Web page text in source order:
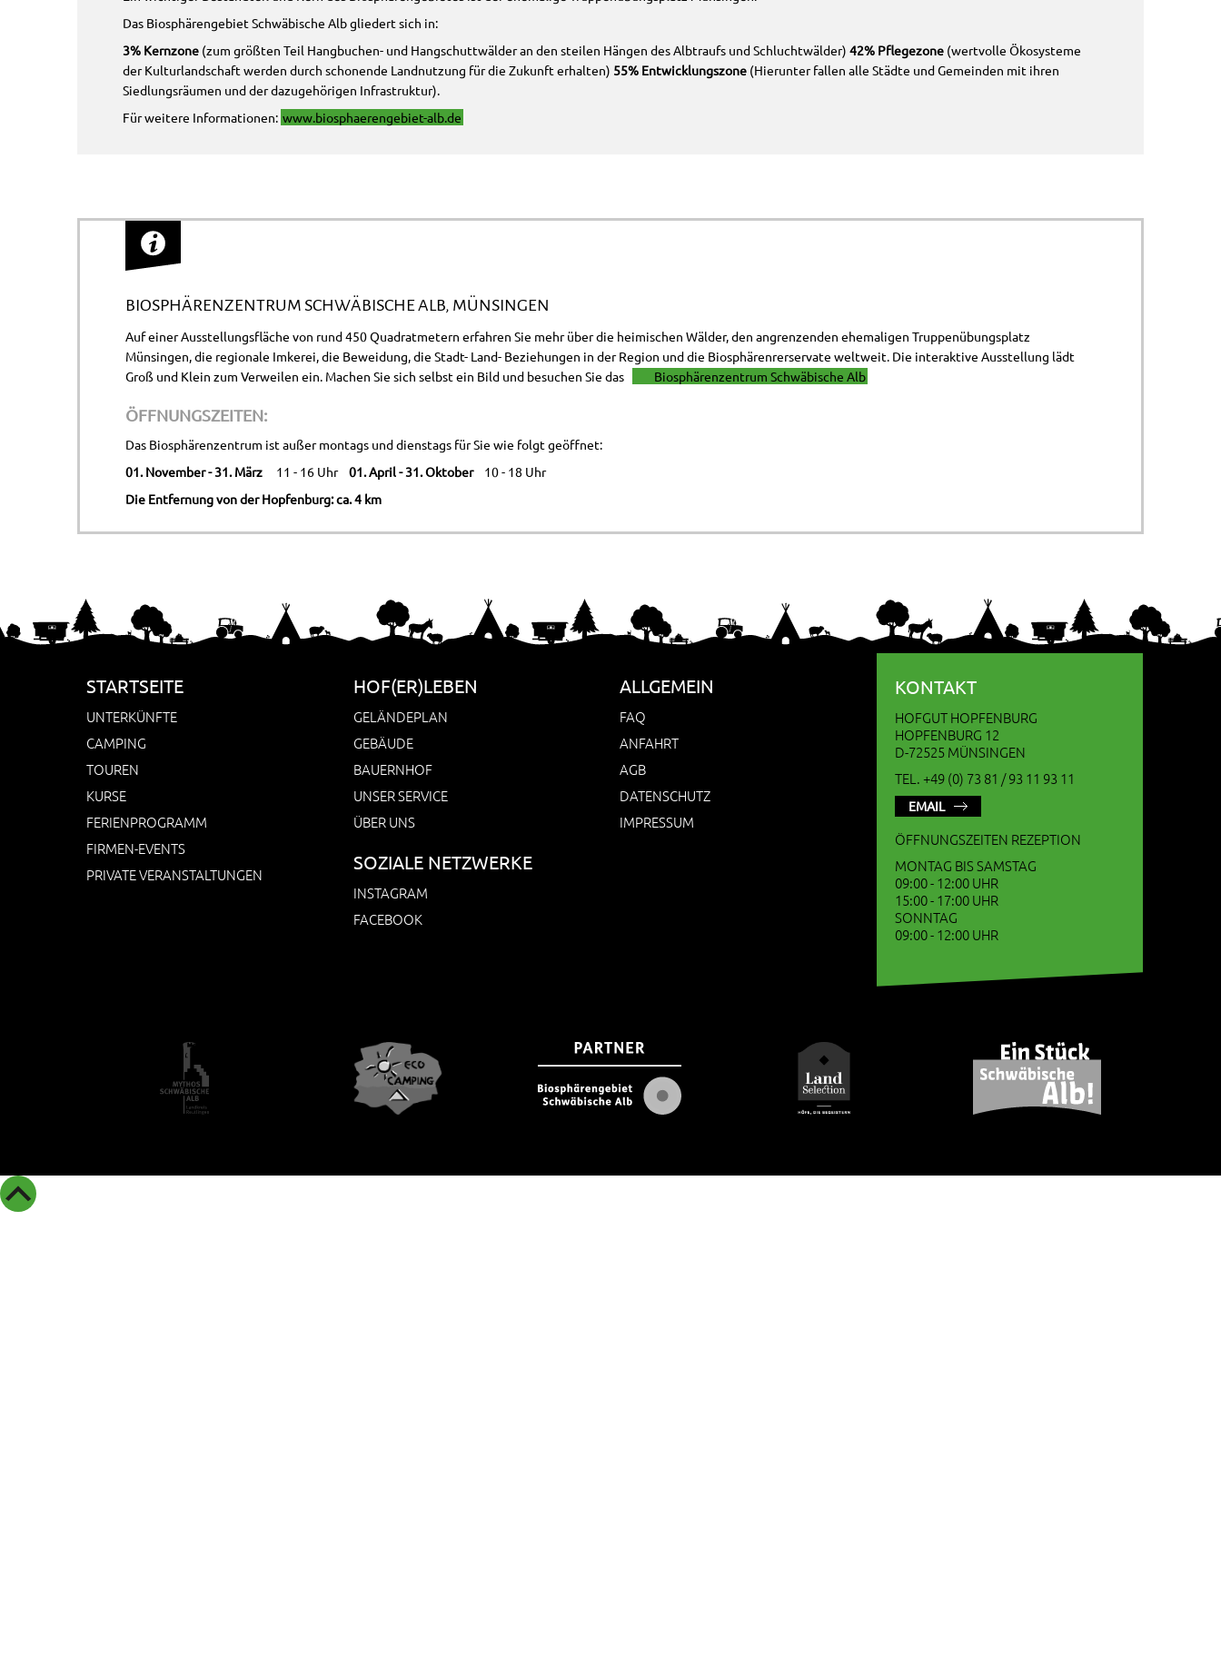
Das Biosphärengebiet Schwäbische Alb gliedert sich in:
3% Kernzone (zum größten Teil Hangbuchen- und Hangschuttwälder an den steilen Hängen des Albtraufs und Schluchtwälder) 42% Pflegezone (wertvolle Ökosysteme
der Kulturlandschaft werden durch schonende Landnutzung für die Zukunft erhalten) 55% Entwicklungszone (Hierunter fallen alle Städte und Gemeinden mit ihren
Siedlungsräumen und der dazugehörigen Infrastruktur).
Für weitere Informationen: www.biosphaerengebiet-alb.de
BIOSPHÄRENZENTRUM SCHWÄBISCHE ALB, MÜNSINGEN
Auf einer Ausstellungsfläche von rund 450 Quadratmetern erfahren Sie mehr über die heimischen Wälder, den angrenzenden ehemaligen Truppenübungsplatz
Münsingen, die regionale Imkerei, die Beweidung, die Stadt- Land- Beziehungen in der Region und die Biosphärenrerservate weltweit. Die interaktive Ausstellung lädt
Groß und Klein zum Verweilen ein. Machen Sie sich selbst ein Bild und besuchen Sie das
Biosphärenzentrum Schwäbische Alb
ÖFFNUNGSZEITEN:
Das Biosphärenzentrum ist außer montags und dienstags für Sie wie folgt geöffnet:
01. November - 31. März 11 - 16 Uhr01. April - 31. Oktober10 - 18 Uhr
Die Entfernung von der Hopfenburg: ca. 4 km
STARTSEITE
UNTERKÜNFTE
CAMPING
TOUREN
KURSE
FERIENPROGRAMM
FIRMEN-EVENTS
PRIVATE VERANSTALTUNGEN
HOF(ER)LEBEN
GELÄNDEPLAN
GEBÄUDE
BAUERNHOF
UNSER SERVICE
ÜBER UNS
SOZIALE NETZWERKE
INSTAGRAM
FACEBOOK
ALLGEMEIN
FAQ
ANFAHRT
AGB
DATENSCHUTZ
IMPRESSUM
KONTAKT
HOFGUT HOPFENBURG
HOPFENBURG 12
D-72525 MÜNSINGEN
TEL. +49 (0) 73 81 / 93 11 93 11
EMAIL
ÖFFNUNGSZEITEN REZEPTION
MONTAG BIS SAMSTAG
09:00 - 12:00 UHR
15:00 - 17:00 UHR
SONNTAG
09:00 - 12:00 UHR